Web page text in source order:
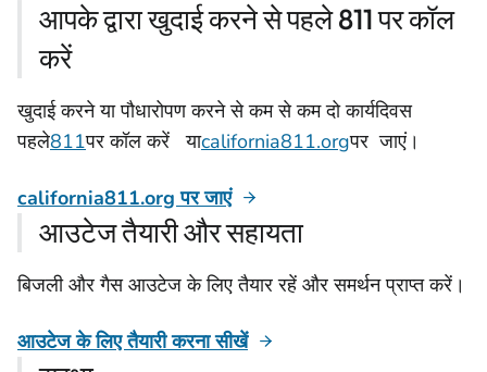
आपके द्वारा खुदाई करने से पहले 811 पर कॉल
करें
खुदाई करने या पौधारोपण करने से कम से कम दो कार्यदिवस
पहले811पर कॉल करें याcalifornia811.orgपर जाएं।
california811.org पर जाएं
आउटेज तैयारी और सहायता
बिजली और गैस आउटेज के लिए तैयार रहें और समर्थन प्राप्त करें।
आउटेज के लिए तैयारी करना सीखें